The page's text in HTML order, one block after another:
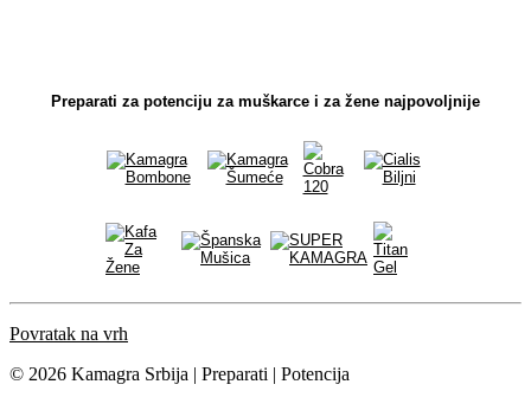
Preparati za potenciju za muškarce i za žene najpovoljnije
Povratak na vrh
© 2026 Kamagra Srbija | Preparati | Potencija